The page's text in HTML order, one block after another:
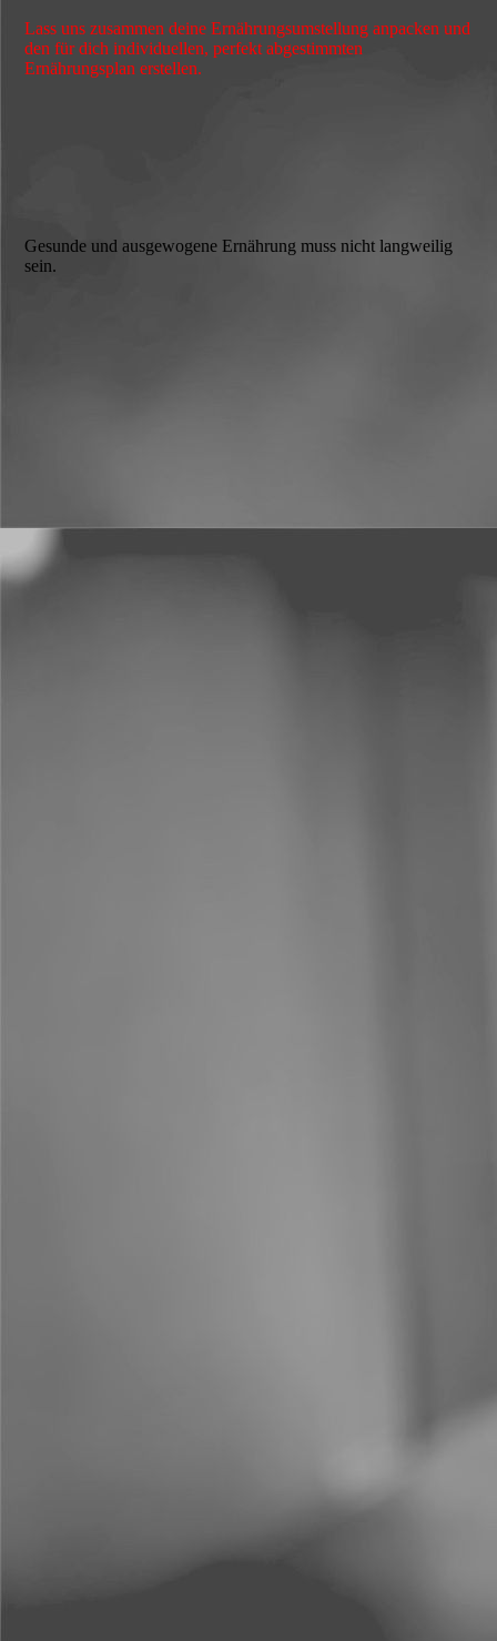
Lass uns zusammen deine Ernährungsumstellung anpacken und
den für dich individuellen, perfekt abgestimmten
Ernährungsplan erstellen.
Gesunde und ausgewogene Ernährung muss nicht langweilig
sein.